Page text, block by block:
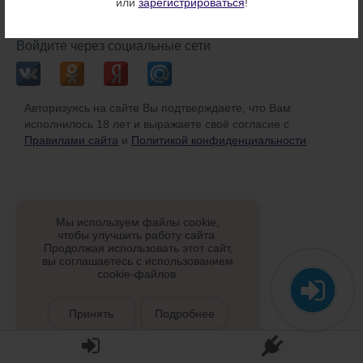
Войдите через социальные сети
Авторизуясь на сайте Вы подтверждаете, что Вам
исполнилось 18 лет и выражаете своё согласие с
Правилами сайта и Политикой конфиденциальности
Мы используем файлы cookie,
чтобы улучшить работу сайта.
Продолжая использовать этот сайт,
вы соглашаетесь с использованием
cookie-файлов.
Принять Подробнее